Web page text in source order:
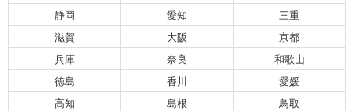
静岡
愛知
三重
滋賀
大阪
京都
兵庫
奈良
和歌山
徳島
香川
愛媛
高知
島根
鳥取